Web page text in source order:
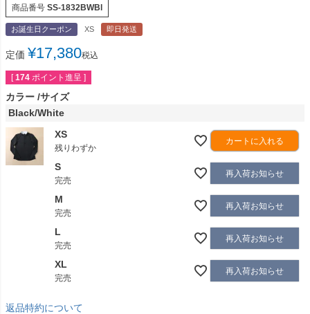
商品番号 SS-1832BWBl
お誕生日クーポン XS 即日発送
定価 ¥17,380税込
[ 174 ポイント進呈 ]
カラー サイズ
Black/White
XS
残りわずか
カートに入れる
S
完売
再入荷お知らせ
M
完売
再入荷お知らせ
L
完売
再入荷お知らせ
XL
完売
再入荷お知らせ
返品特約について